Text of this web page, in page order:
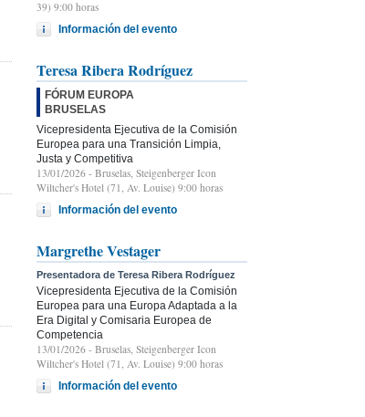
39) 9:00 horas
Información del evento
Teresa Ribera Rodríguez
FÓRUM EUROPA
BRUSELAS
Vicepresidenta Ejecutiva de la Comisión
Europea para una Transición Limpia,
Justa y Competitiva
13/01/2026 - Bruselas, Steigenberger Icon
Wiltcher's Hotel (71, Av. Louise) 9:00 horas
Información del evento
Margrethe Vestager
Presentadora de Teresa Ribera Rodríguez
Vicepresidenta Ejecutiva de la Comisión
Europea para una Europa Adaptada a la
Era Digital y Comisaria Europea de
Competencia
13/01/2026 - Bruselas, Steigenberger Icon
Wiltcher's Hotel (71, Av. Louise) 9:00 horas
Información del evento